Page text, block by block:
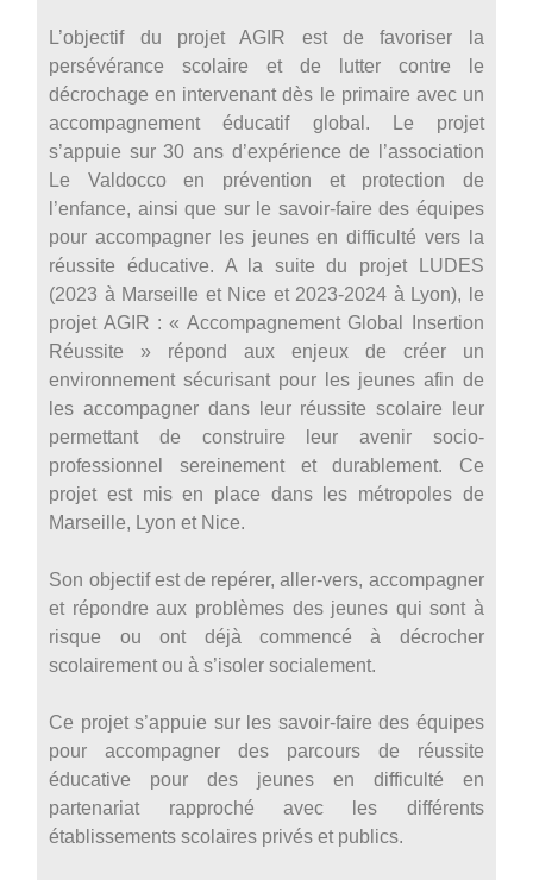
L’objectif du projet AGIR est de favoriser la
persévérance scolaire et de lutter contre le
décrochage en intervenant dès le primaire avec un
accompagnement éducatif global. Le projet
s’appuie sur 30 ans d’expérience de l’association
Le Valdocco en prévention et protection de
l’enfance, ainsi que sur le savoir-faire des équipes
pour accompagner les jeunes en difficulté vers la
réussite éducative. A la suite du projet LUDES
(2023 à Marseille et Nice et 2023-2024 à Lyon), le
projet AGIR : « Accompagnement Global Insertion
Réussite » répond aux enjeux de créer un
environnement sécurisant pour les jeunes afin de
les accompagner dans leur réussite scolaire leur
permettant de construire leur avenir socio-
professionnel sereinement et durablement. Ce
projet est mis en place dans les métropoles de
Marseille, Lyon et Nice.
Son objectif est de repérer, aller-vers, accompagner
et répondre aux problèmes des jeunes qui sont à
risque ou ont déjà commencé à décrocher
scolairement ou à s’isoler socialement.
Ce projet s’appuie sur les savoir-faire des équipes
pour accompagner des parcours de réussite
éducative pour des jeunes en difficulté en
partenariat rapproché avec les différents
établissements scolaires privés et publics.